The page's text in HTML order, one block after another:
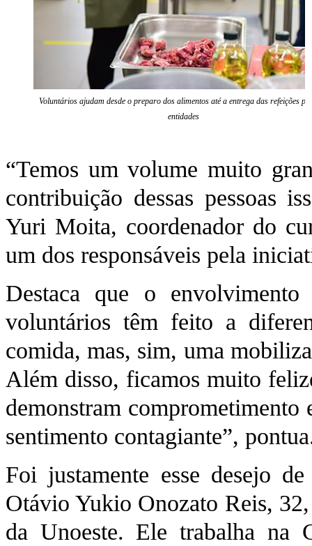
Voluntários ajudam desde o preparo dos alimentos até a entrega das refeições
entidades
“Temos um volume muito
contribuição dessas pessoas
Yuri Moita, coordenador do
um dos responsáveis pela
Destaca que o
voluntários têm feito a
comida, mas, sim, uma
Além disso, ficamos muito
demonstram
sentimento contagiante”,
Foi justamente esse desejo
Otávio Yukio Onozato Reis,
da Unoeste. Ele trabalha na